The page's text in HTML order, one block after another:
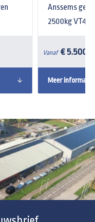
Anssems
2500kg VT4
Vanaf €
Meer informatie